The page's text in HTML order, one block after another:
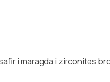
i maragda i zirconites